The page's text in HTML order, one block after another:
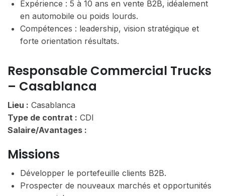
Expérience : 5 à 10 ans en vente B2B, idéalement
en automobile ou poids lourds.
Compétences : leadership, vision stratégique et
forte orientation résultats.
Responsable Commercial Trucks
– Casablanca
Lieu : Casablanca
Type de contrat : CDI
Salaire/Avantages :
Missions
Développer le portefeuille clients B2B.
Prospecter de nouveaux marchés et opportunités